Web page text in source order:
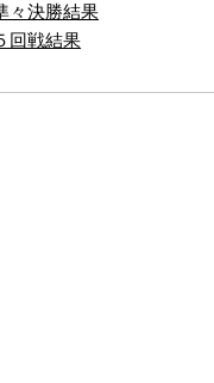
々決勝結果
回戦結果